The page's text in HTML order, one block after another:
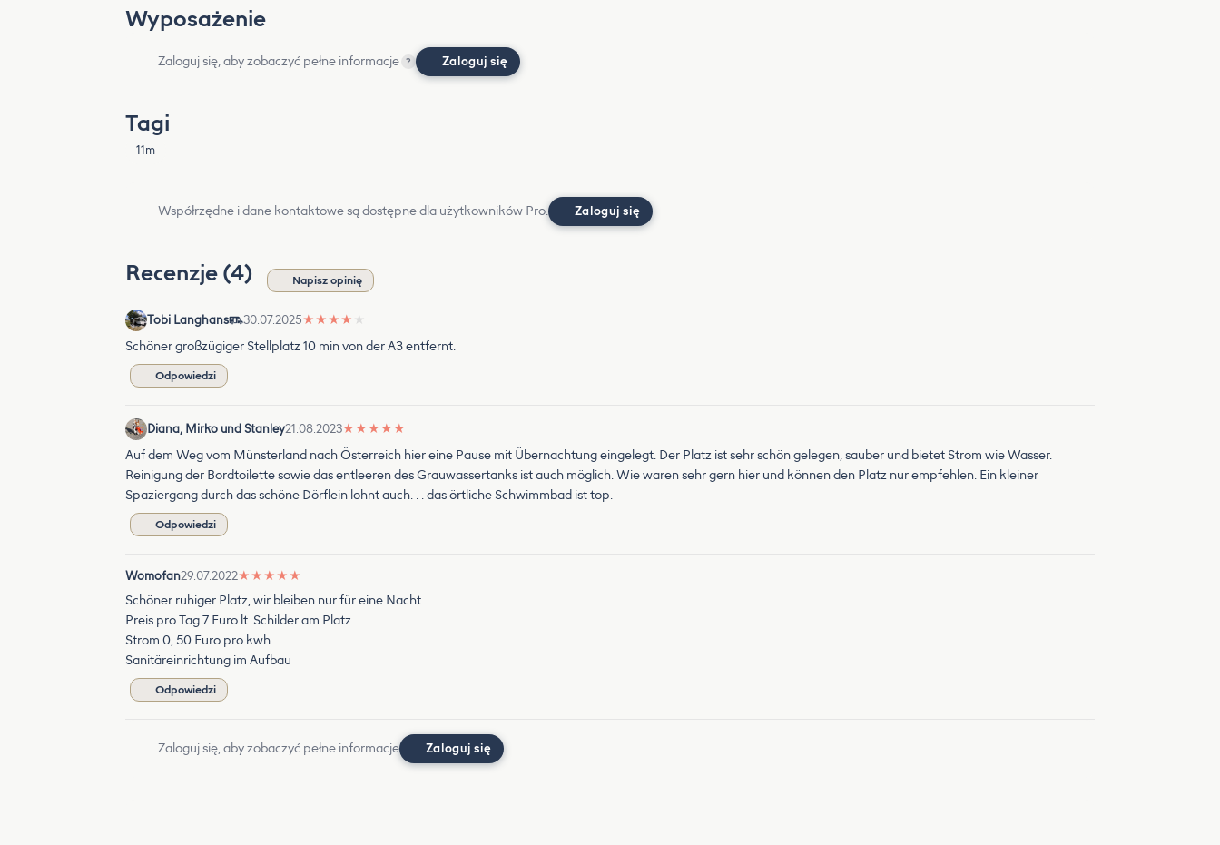
Wyposażenie
Zaloguj się, aby zobaczyć pełne informacje ? Zaloguj się
Tagi
11m
Współrzędne i dane kontaktowe są dostępne dla użytkowników Pro. Zaloguj się
Recenzje (4) Napisz opinię
Tobi Langhans 30.07.2025★ ★ ★ ★ ★
Schöner großzügiger Stellplatz 10 min von der A3 entfernt.
Odpowiedzi
Diana, Mirko und Stanley21.08.2023★ ★ ★ ★ ★
Auf dem Weg vom Münsterland nach Österreich hier eine Pause mit Übernachtung eingelegt. Der Platz ist sehr schön gelegen, sauber und bietet Strom wie Wasser.
Reinigung der Bordtoilette sowie das entleeren des Grauwassertanks ist auch möglich. Wie waren sehr gern hier und können den Platz nur empfehlen. Ein kleiner
Spaziergang durch das schöne Dörflein lohnt auch. . . das örtliche Schwimmbad ist top.
Odpowiedzi
Womofan29.07.2022★ ★ ★ ★ ★
Schöner ruhiger Platz, wir bleiben nur für eine Nacht
Preis pro Tag 7 Euro lt. Schilder am Platz
Strom 0, 50 Euro pro kwh
Sanitäreinrichtung im Aufbau
Odpowiedzi
Zaloguj się, aby zobaczyć pełne informacje Zaloguj się